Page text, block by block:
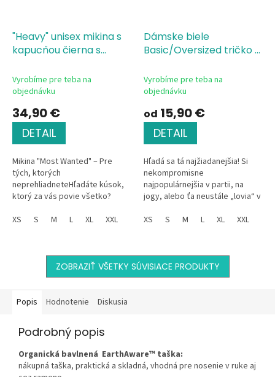
"Heavy" unisex mikina s
kapucňou čierna s
Vyrobíme pre teba na
objednávku
34,90 €
DETAIL
Mikina "Most Wanted" – Pre
tých, ktorých
neprehliadneteHľadáte kúsok,
ktorý za vás povie všetko?
oblečenie, je to postoj.
XS S M L XL XXL
Dámske biele
Basic/Oversized tričko s
- The Most Wanted
Vyrobíme pre teba na
objednávku
od 15,90 €
DETAIL
Hľadá sa tá najžiadanejšia! Si
nekompromisne
najpopulárnejšia v partii, na
jogy, alebo ťa neustále „lovia“ v
Wanted" môžeš všetkým
XS S M L XL XXL
ZOBRAZIŤ VŠETKY SÚVISIACE PRODUKTY
Popis Hodnotenie Diskusia
Podrobný popis
Organická bavlnená EarthAware™ taška:
nákupná taška, praktická a skladná, vhodná pre nosenie v ruke aj